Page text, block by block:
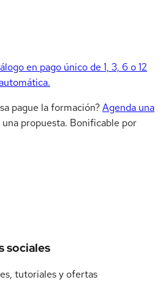
en pago único de 1, 3, 6 o 12
pague la formación?Agenda una
propuesta. Bonificable por
sociales
tutoriales y ofertas